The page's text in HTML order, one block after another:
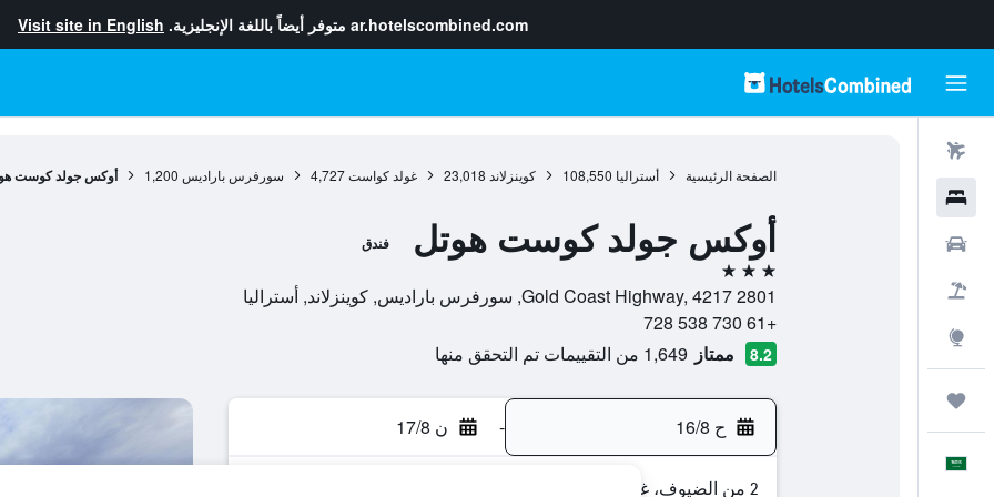
ar.hotelscombined.com متوفر أيضاً باللغة الإنجليزية. Visit site in English
الصفحة الرئيسية أستراليا 108,550 كوينزلاند 23,018 غولد كواست 4,727 سورفرس باراديس 1,200 أوكس جولد كوست
أوكس جولد كوست هوتل فندق
3 نجوم
2801 Gold Coast Highway, 4217, سورفرس باراديس, كوينزلاند, أستراليا
+61 730 538 728
8.2 ممتاز 1,649 من التقييمات تم التحقق منها
ح 16/8 - ن 17/8
2 من الضيوف، غرفة واحدة